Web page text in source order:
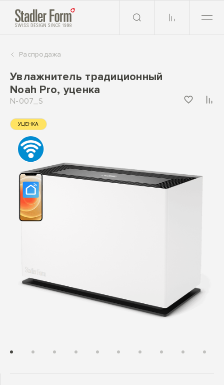
Распродажа
Увлажнитель традиционный
Noah Pro, уценка
N-007_S
УЦЕНКА